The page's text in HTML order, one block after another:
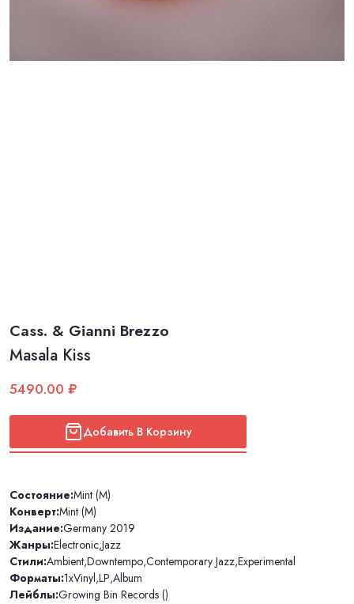
Cass. & Gianni Brezzo
Masala Kiss
5490.00 ₽
Добавить В Корзину
Состояние:Mint (M)
Конверт:Mint (M)
Издание:Germany 2019
Жанры:Electronic,Jazz
Стили:Ambient,Downtempo,Contemporary Jazz,Experimental
Форматы:1xVinyl,LP,Album
Лейблы:Growing Bin Records ()